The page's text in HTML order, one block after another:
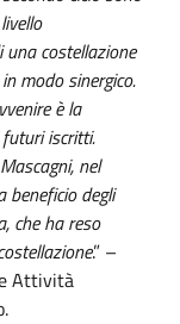
costellazione
modo sinergico.
è la
iscritti.
nel
beneficio degli
che ha reso
.” –
Attività